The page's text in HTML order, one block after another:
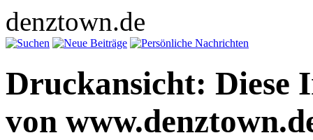
denztown.de
Druckansicht: Diese
von